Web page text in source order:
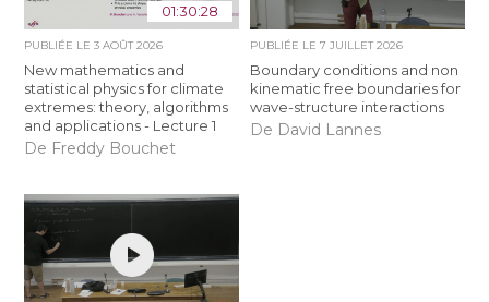
01:30:28
PUBLIÉE LE3 AOÛT 2026
New mathematics and
statistical physics for climate
extremes: theory, algorithms
and applications - Lecture 1
De Freddy Bouchet
PUBLIÉE LE 7 JUILLET 2026
Boundary conditions and non
kinematic free boundaries for
wave-structure interactions
De David Lannes